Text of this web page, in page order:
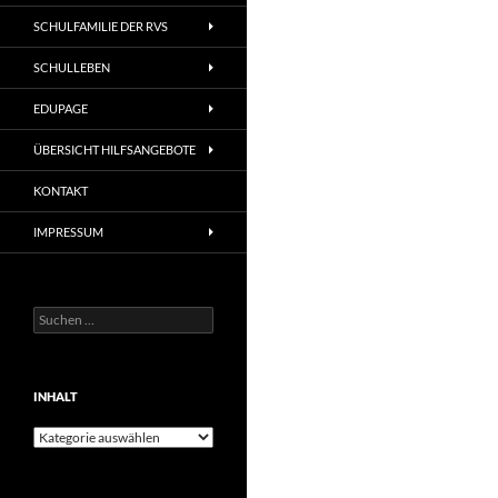
SCHULFAMILIE DER RVS
SCHULLEBEN
EDUPAGE
ÜBERSICHT HILFSANGEBOTE
KONTAKT
IMPRESSUM
Suchen
nach:
INHALT
Inhalt